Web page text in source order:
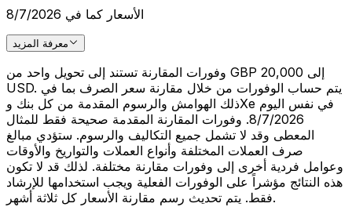
الأسعار كما في 8/7/2026
معرفة المزيد
وفورات المقارنة تستند إلى تحويل واحد من GBP 20,000 إلى
USD. يتم حساب الوفورات من خلال مقارنة سعر الصرف بما في
ذلك الهوامش والرسوم المقدمة من كل بنك وXe في نفس اليوم
8/7/2026. وفورات المقارنة المقدمة صحيحة فقط للمثال
المعطى وقد لا تشمل جميع التكاليف والرسوم. ستؤدي مبالغ
صرف العملات المختلفة وأنواع العملات والتواريخ والأوقات
وعوامل فردية أخرى إلى وفورات مقارنة مختلفة. لذلك قد لا تكون
هذه النتائج مؤشراً على الوفورات الفعلية ويجب استخدامها للإرشاد
فقط. يتم تحديث رسم مقارنة الأسعار كل ثلاثة أشهر.